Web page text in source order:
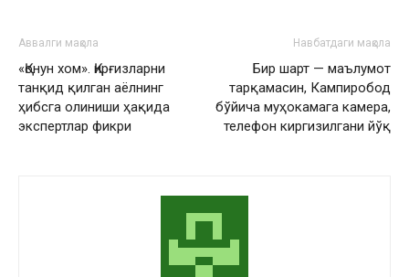
Аввалги мақола
«Қонун хом». Қирғизларни
танқид қилган аёлнинг
ҳибсга олиниши ҳақида
экспертлар фикри
Навбатдаги мақола
Бир шарт — маълумот
тарқамасин, Кампиробод
бўйича муҳокамага камера,
телефон киргизилгани йўқ